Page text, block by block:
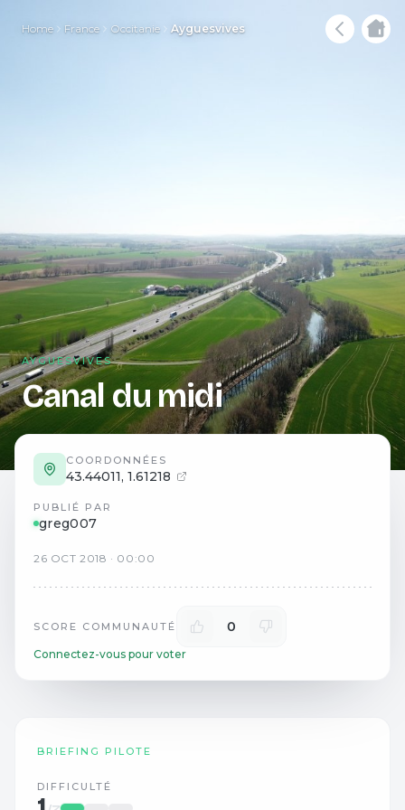
Home France Occitanie Ayguesvives
AYGUESVIVES
Canal du midi
COORDONNÉES
43.44011, 1.61218
PUBLIÉ PAR
greg007
26 OCT 2018 · 00:00
SCORE COMMUNAUTÉ 0
Connectez-vous pour voter
BRIEFING PILOTE
DIFFICULTÉ